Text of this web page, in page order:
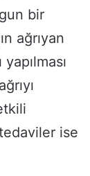
bir
ağrıyan
ise